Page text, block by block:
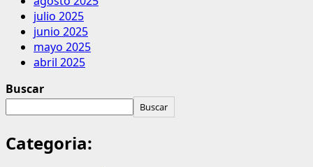
julio 2025
junio 2025
mayo 2025
abril 2025
Buscar
Buscar
Categoria: